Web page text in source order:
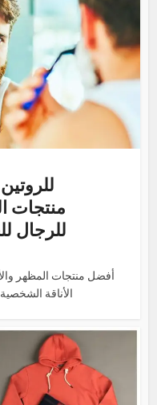
منتجات
للرجال
أفضل منتجات المظهر
الأناقة